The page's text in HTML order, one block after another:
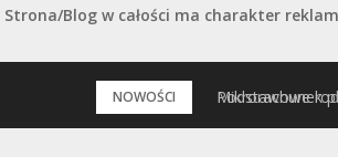
Strona/Blog w całości ma charakter
NOWOŚCI Mikrorachunek
Podstawowe